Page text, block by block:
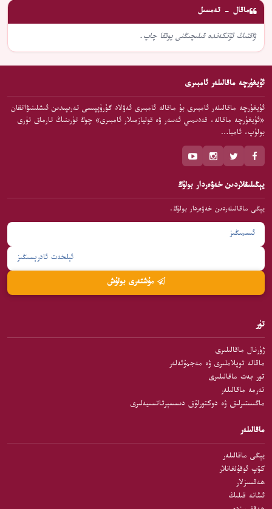
ماقال - تەمسىل
ۋاقتىڭ ئۆتكەندە قىلىچىڭنى پوققا چاپ.
ئۇيغۇرچە ماقالىلەر ئامبىرى
ئۇيغۇرچە ماقالىلەر ئامبىرى بۇ ماقالە ئامبىرى ئەۋلاد گۇرۇپپىسى تەرىپىدىن ئىشلىنىۋاتقان
«ئۇيغۇرچە ماقالە، قەدىمىي ئەسەر ۋە قوليازمىلار ئامبىرى» چوڭ تۈرىنىڭ تارماق تۈرى
بولۇپ، ئامبا…
يېڭىلىقلاردىن خەۋەردار بولۇڭ
يېڭى ماقالىلەردىن خەۋەردار بولۇڭ.
تۈر
ژۇرنال ماقالىلىرى
ماقالە توپلاملىرى ۋە مەجمۇئەلەر
تور بەت ماقالىلىرى
تەرمە ماقالىلەر
ماگىستىرلىق ۋە دوكتورلۇق دىسسېرتاتسىيەلىرى
ماقالىلەر
يېڭى ماقالىلەر
كۆپ ئوقۇلغانلار
ھەقسىزلار
ئىئانە قىلىڭ